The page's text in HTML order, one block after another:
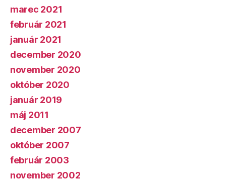
marec 2021
február 2021
január 2021
december 2020
november 2020
október 2020
január 2019
máj 2011
december 2007
október 2007
február 2003
november 2002